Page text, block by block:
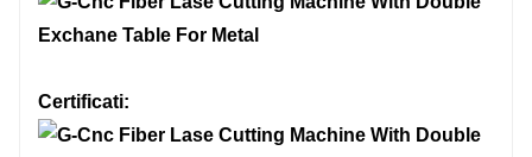
Certificati:
6KW sotto：O2